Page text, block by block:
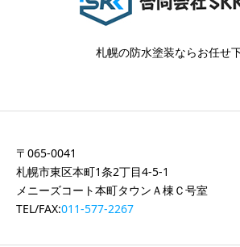
札幌の防水塗装ならお任せ
〒065-0041
札幌市東区本町1条2丁目4-5-1
メニーズコート本町タウンＡ棟Ｃ号室
TEL/FAX:011-577-2267